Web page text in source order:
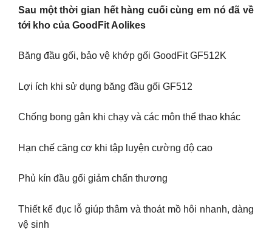
Sau một thời gian hết hàng cuối cùng em nó đã về
tới kho của GoodFit Aolikes
Băng đầu gối, bảo vệ khớp gối GoodFit GF512K
Lợi ích khi sử dụng băng đầu gối GF512
Chống bong gân khi chạy và các môn thể thao khác
Hạn chế căng cơ khi tập luyện cường độ cao
Phủ kín đầu gối giảm chấn thương
Thiết kế đục lỗ giúp thâm và thoát mồ hôi nhanh, dàng
vệ sinh